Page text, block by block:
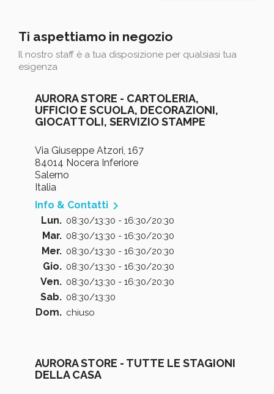
Ti aspettiamo in negozio
Il nostro staff è a tua disposizione per qualsiasi tua
esigenza
AURORA STORE - CARTOLERIA,
UFFICIO E SCUOLA, DECORAZIONI,
GIOCATTOLI, SERVIZIO STAMPE
Via Giuseppe Atzori, 167
84014 Nocera Inferiore
Salerno
Italia
Info & Contatti 
Lun. 08:30/13:30 - 16:30/20:30
Mar. 08:30/13:30 - 16:30/20:30
Mer. 08:30/13:30 - 16:30/20:30
Gio. 08:30/13:30 - 16:30/20:30
Ven. 08:30/13:30 - 16:30/20:30
Sab. 08:30/13:30
Dom. chiuso
AURORA STORE - TUTTE LE STAGIONI
DELLA CASA